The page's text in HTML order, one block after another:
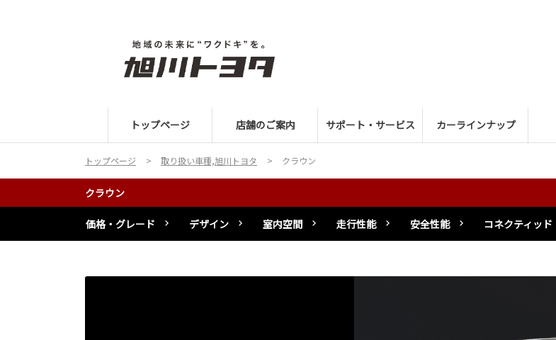
トップページ 店舗のご案内 サポート・サービス カーラインナップ
トップページ 取り扱い車種,旭川トヨタ クラウン
クラウン
価格・グレード デザイン 室内空間 走行性能 安全性能 コネクティッド